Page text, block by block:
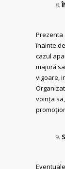
Prezenta
înainte
cazul
majoră
vigoare,
voința